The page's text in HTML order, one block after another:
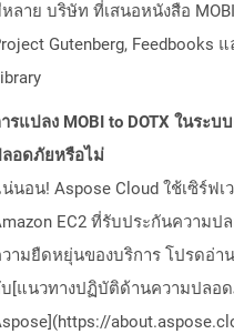
ลาย บริษัท ที่เสนอหนังสือ
Gutenberg, Feedbooks แ
รแปลง MOBI to DOTX ในระบ
อดภัยหรือไม่
นอน! Aspose Cloud ใช้เซิร์ฟเ
EC2 ที่รับประกันความป
ามยืดหยุ่นของบริการ โปรดอ่าน
[แนวทางปฏิบัติด้านความปลอ